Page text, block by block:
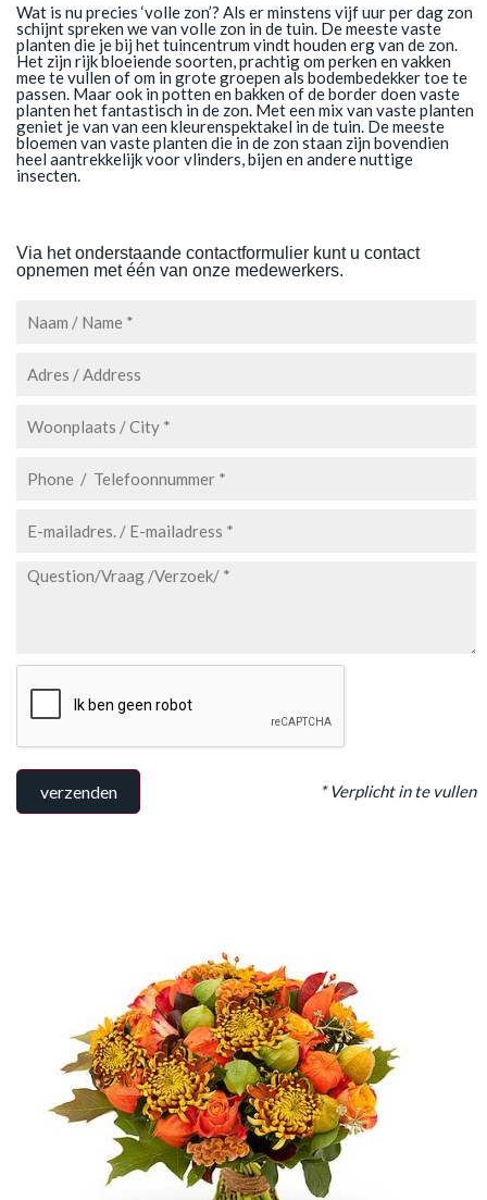
Wat is nu precies ‘volle zon’? Als er minstens vijf uur per dag zon
schijnt spreken we van volle zon in de tuin. De meeste vaste
planten die je bij het tuincentrum vindt houden erg van de zon.
Het zijn rijk bloeiende soorten, prachtig om perken en vakken
mee te vullen of om in grote groepen als bodembedekker toe te
passen. Maar ook in potten en bakken of de border doen vaste
planten het fantastisch in de zon. Met een mix van vaste planten
geniet je van van een kleurenspektakel in de tuin. De meeste
bloemen van vaste planten die in de zon staan zijn bovendien
heel aantrekkelijk voor vlinders, bijen en andere nuttige
insecten.
Via het onderstaande contactformulier kunt u contact
opnemen met één van onze medewerkers.
verzenden * Verplicht in te vullen